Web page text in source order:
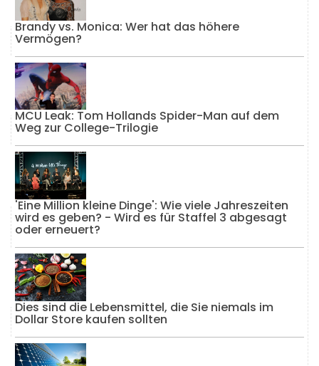
Brandy vs. Monica: Wer hat das höhere
Vermögen?
MCU Leak: Tom Hollands Spider-Man auf dem
Weg zur College-Trilogie
'Eine Million kleine Dinge': Wie viele Jahreszeiten
wird es geben? - Wird es für Staffel 3 abgesagt
oder erneuert?
Dies sind die Lebensmittel, die Sie niemals im
Dollar Store kaufen sollten